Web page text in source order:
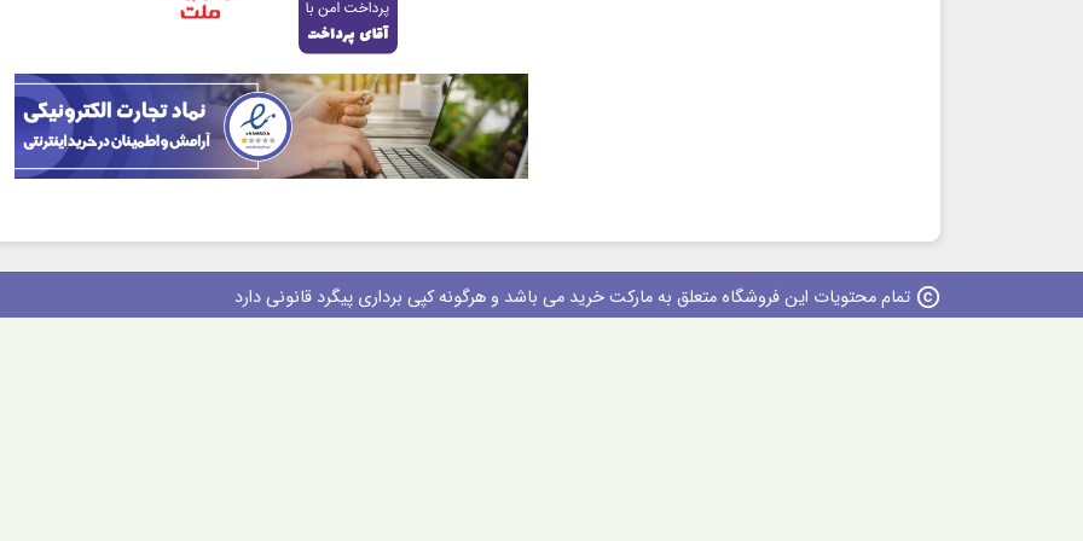
copyright تمام محتویات این فروشگاه متعلق به مارکت خرید می باشد و هرگونه کپی برداری پیگرد قانونی دارد